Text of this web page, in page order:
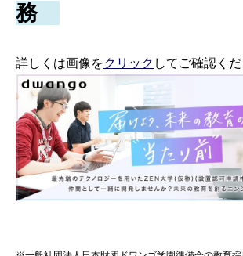
務
詳しくは画像をクリック してご確認くだ